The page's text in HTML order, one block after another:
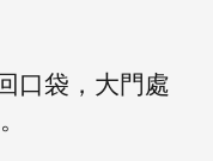
口袋，大門處